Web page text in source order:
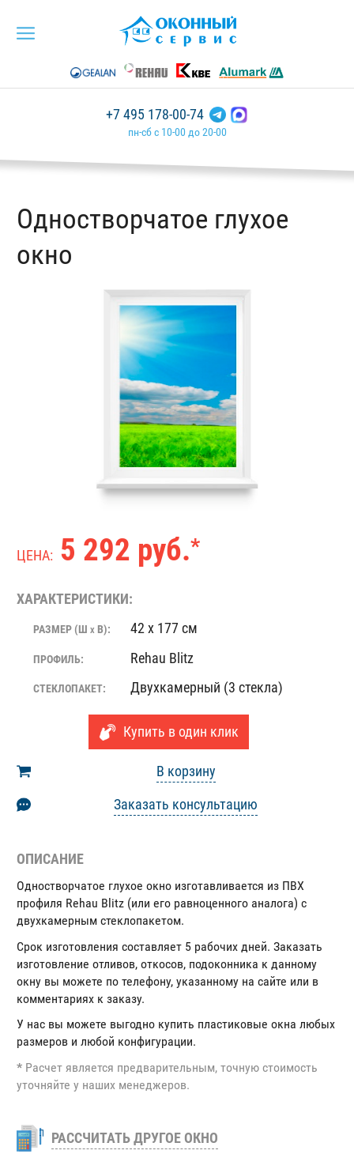
+7 495 178-00-74
пн-сб с 10-00 до 20-00
Одностворчатое глухое
окно
ЦЕНА: 5 292 руб.*
ХАРАКТЕРИСТИКИ:
РАЗМЕР (Ш X В): 42 x 177 см
ПРОФИЛЬ: Rehau Blitz
СТЕКЛОПАКЕТ: Двухкамерный (3 стекла)
Купить в один клик
В корзину
Заказать консультацию
ОПИСАНИЕ
Одностворчатое глухое окно изготавливается из ПВХ
профиля Rehau Blitz (или его равноценного аналога) с
двухкамерным стеклопакетом.
Срок изготовления составляет 5 рабочих дней. Заказать
изготовление отливов, откосов, подоконника к данному
окну вы можете по телефону, указанному на сайте или в
комментариях к заказу.
У нас вы можете выгодно купить пластиковые окна любых
размеров и любой конфигурации.
* Расчет является предварительным, точную стоимость
уточняйте у наших менеджеров.
РАССЧИТАТЬ ДРУГОЕ ОКНО